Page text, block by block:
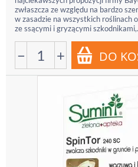
zwłaszcza ze względu na bardzo
w zasadzie na wszystkich roślinach
ze ssącymi i gryzącymi
− +